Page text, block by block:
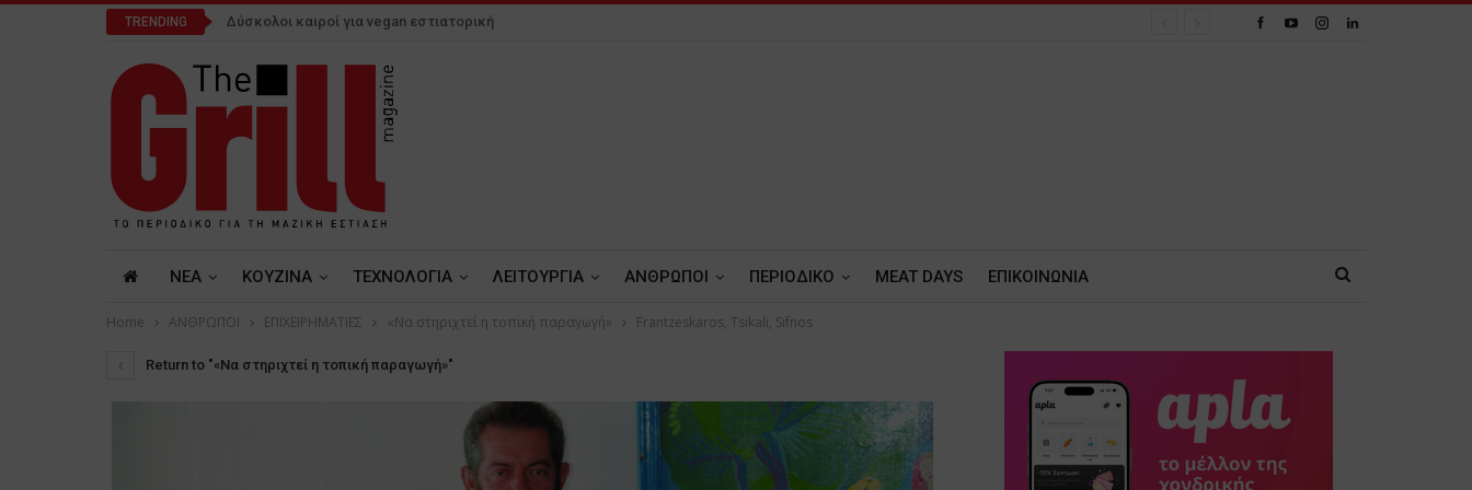
TRENDING Δύσκολοι καιροί για vegan εστιατορική
NEA ΚΟΥΖΙΝΑ ΤΕΧΝΟΛΟΓΙΑ ΛΕΙΤΟΥΡΓΙΑ ΑΝΘΡΩΠΟΙ ΠΕΡΙΟΔΙΚΟ MEAT DAYS ΕΠΙΚΟΙΝΩΝΙΑ
Home ΑΝΘΡΩΠΟΙ ΕΠΙΧΕΙΡΗΜΑΤΙΕΣ «Να στηριχτεί η τοπική παραγωγή» Frantzeskaros, Tsikali, Sifnos
Return to "«Να στηριχτεί η τοπική παραγωγή»"